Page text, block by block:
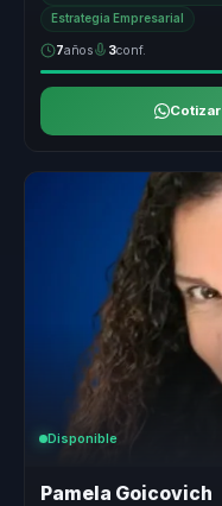
Estrategia Empresarial
7años 3conf.
Cotizar
Disponible
Pamela Goicovich